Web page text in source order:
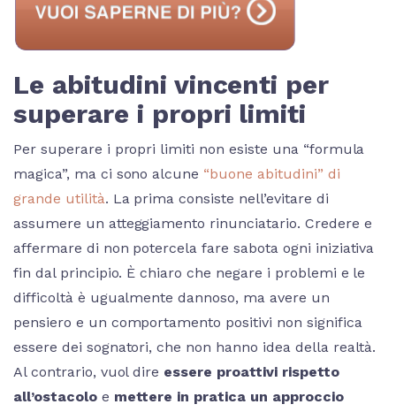
Le abitudini vincenti per
superare i propri limiti
Per superare i propri limiti non esiste una “formula
magica”, ma ci sono alcune “buone abitudini” di
grande utilità. La prima consiste nell’evitare di
assumere un atteggiamento rinunciatario. Credere e
affermare di non potercela fare sabota ogni iniziativa
fin dal principio. È chiaro che negare i problemi e le
difficoltà è ugualmente dannoso, ma avere un
pensiero e un comportamento positivi non significa
essere dei sognatori, che non hanno idea della realtà.
Al contrario, vuol dire essere proattivi rispetto
all’ostacoloe mettere in pratica un approccio